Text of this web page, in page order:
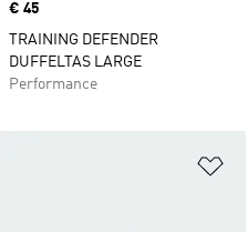
Price
€ 45
TRAINING DEFENDER
DUFFELTAS LARGE
Performance